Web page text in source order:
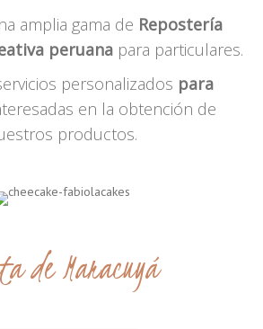
amplia gama de Repostería
peruanapara particulares.
personalizados para
en la obtención de
productos.
de Maracuyá